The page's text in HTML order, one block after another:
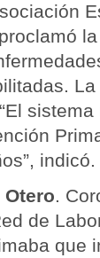
indicó.
.
de
que